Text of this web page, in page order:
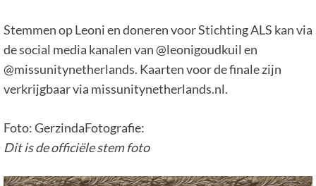
Stemmen op Leoni en doneren voor Stichting ALS kan via
de social media kanalen van @leonigoudkuil en
@missunitynetherlands. Kaarten voor de finale zijn
verkrijgbaar via missunitynetherlands.nl.
Foto: GerzindaFotografie:
Dit is de officiële stem foto